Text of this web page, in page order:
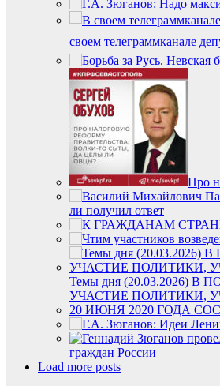
своем телеграммканале
Про
ли получил ответ
Темы дня
УЧАСТИЕ ПОЛИТИКИ,
20 ИЮНЯ 2020 ГОДА
граждан России
Load more posts